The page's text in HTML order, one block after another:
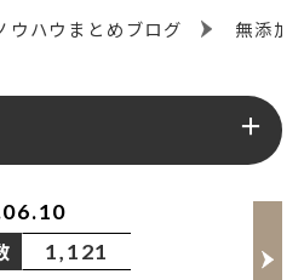
ウハウまとめブログ 無添加
48
1,121